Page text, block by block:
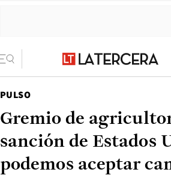
PULSO
Gremio de
sanción de Estados
podemos aceptar